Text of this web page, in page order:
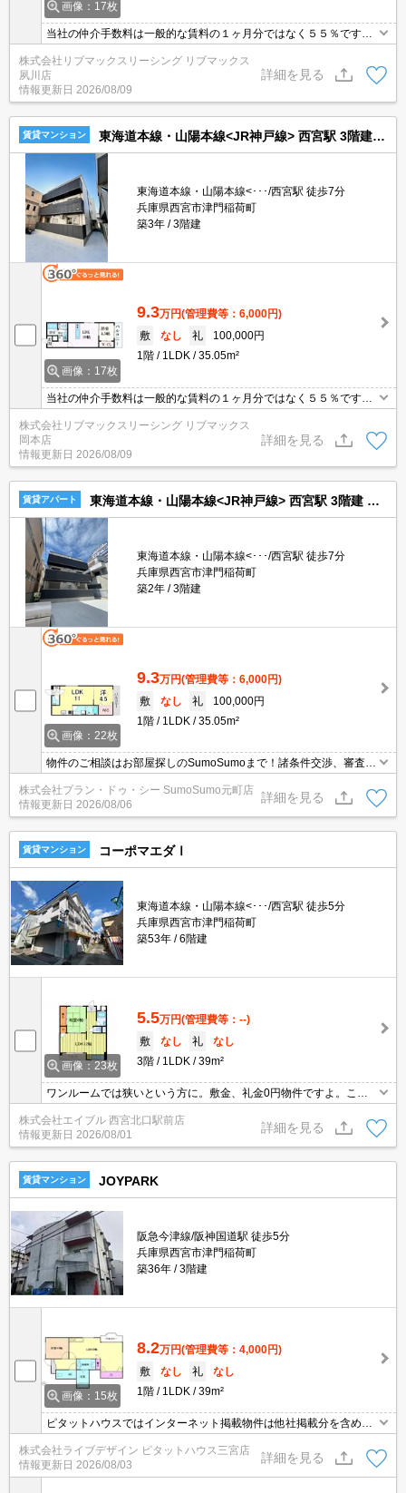
画像：17枚
当社の仲介手数料は一般的な賃料の１ヶ月分ではなく５５％です。
光ネット・Wi-Fi無料。犬・猫飼育可能。初期費用クレジット支払可
能。問合せ当日でもご来店・ご案内可能。土日祝日は混み合います
のでお早めにご予約ください。他社掲載物件もまとめてご紹介可能
です。
株式会社リブマックスリーシング リブマックス
夙川店
情報更新日 2026/08/09
詳細を見る
賃貸マンション 東海道本線・山陽本線<JR神戸線> 西宮駅 3階建 築3年
東海道本線・山陽本線<･･･/西宮駅 徒歩7分
兵庫県西宮市津門稲荷町
築3年
3階建
画像：17枚
9.3万円(管理費等：6,000円)
敷
なし 礼
100,000円
1階
1LDK 35.05m²
当社の仲介手数料は一般的な賃料の１ヶ月分ではなく５５％です。
光ネット・Wi-Fi無料。犬・猫飼育可能。初期費用クレジット支払可
能。問合せ当日でもご来店・ご案内可能。土日祝日は混み合います
のでお早めにご予約ください。他社掲載物件もまとめてご紹介可能
です。
株式会社リブマックスリーシング リブマックス
岡本店
情報更新日 2026/08/09
詳細を見る
賃貸アパート 東海道本線・山陽本線<JR神戸線> 西宮駅 3階建 築2年
東海道本線・山陽本線<･･･/西宮駅 徒歩7分
兵庫県西宮市津門稲荷町
築2年
3階建
画像：22枚
9.3万円(管理費等：6,000円)
敷
なし 礼
100,000円
1階
1LDK 35.05m²
物件のご相談はお部屋探しのSumoSumoまで！諸条件交渉、審査等
株式会社プラン・ドゥ・シー SumoSumo元町店
情報更新日 2026/08/06
詳細を見る
賃貸マンション コーポマエダⅠ
東海道本線・山陽本線<･･･/西宮駅 徒歩5分
兵庫県西宮市津門稲荷町
築53年
6階建
画像：23枚
5.5万円(管理費等：--)
敷
なし 礼
なし
3階
1LDK 39m²
ワンルームでは狭いという方に。敷金、礼金0円物件ですよ。この
め。インターネット無料。TVモニターホンで安心生活を!。
株式会社エイブル 西宮北口駅前店
情報更新日 2026/08/01
詳細を見る
賃貸マンション JOYPARK
阪急今津線/阪神国道駅 徒歩5分
兵庫県西宮市津門稲荷町
築36年
3階建
画像：15枚
8.2万円(管理費等：4,000円)
敷
なし 礼
なし
1階
1LDK 39m²
ピタットハウスではインターネット掲載物件は他社掲載分を含めエ
株式会社ライブデザイン ピタットハウス三宮店
情報更新日 2026/08/03
詳細を見る